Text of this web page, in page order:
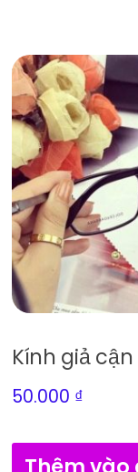
Kính giả cận
50.000 ₫